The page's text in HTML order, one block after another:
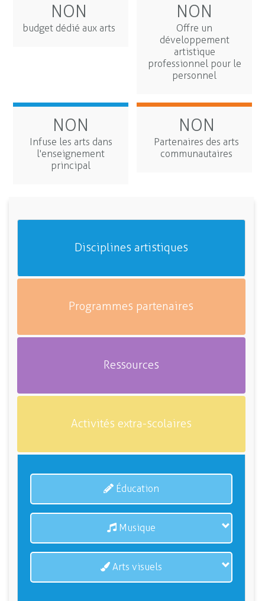
NON
budget dédié aux arts
NON
Offre un
développement
artistique
professionnel pour le
personnel
NON
Infuse les arts dans
l'enseignement
principal
NON
Partenaires des arts
communautaires
Disciplines artistiques
Programmes partenaires
Ressources
Activités extra-scolaires
Éducation
Musique
Arts visuels